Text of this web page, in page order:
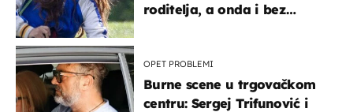
roditelja, a onda i bez
OPET PROBLEMI
Burne scene u trgovačkom
centru: Sergej Trifunović i